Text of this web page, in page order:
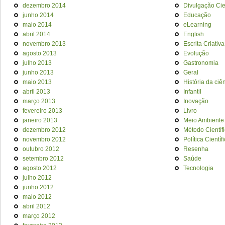
dezembro 2014
junho 2014
maio 2014
abril 2014
novembro 2013
agosto 2013
julho 2013
junho 2013
maio 2013
abril 2013
março 2013
fevereiro 2013
janeiro 2013
dezembro 2012
novembro 2012
outubro 2012
setembro 2012
agosto 2012
julho 2012
junho 2012
maio 2012
abril 2012
março 2012
Divulgação
Educação
eLearning
English
Escrita Criativa
Evolução
Gastronomia
Geral
História da
Infantil
Inovação
Livro
Meio Ambiente
Método
Política
Resenha
Saúde
Tecnologia